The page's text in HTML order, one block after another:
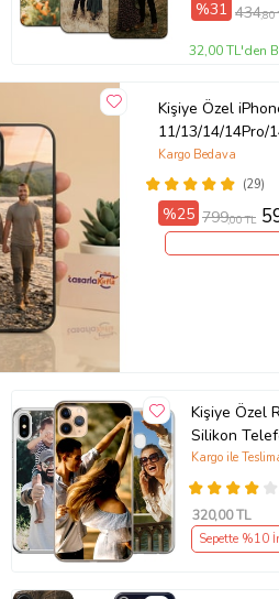
Ürün Kodu:kcm53892120
%31 434,80
32,00 TL'den
Kişiye Özel
11/13/14/14Pro/
(29)
Kargo Bedava
%25 799,00 TL
Kişiye Özel
Silikon
(Telefon
Kargo ile
320,00 TL
Sepette %10